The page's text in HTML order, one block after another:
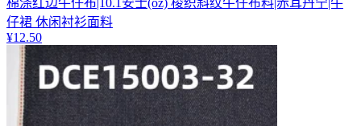
棉涤红边牛仔布|10.1安士(oz) 梭织斜纹牛仔布料|赤耳丹宁|牛
仔裙 休闲衬衫面料
¥12.50